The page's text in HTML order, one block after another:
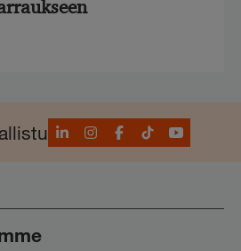
LinkedInInstagram
Facebook
TikTokYouTube